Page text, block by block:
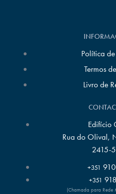
Política
Termos
Livro de
Edifício
Rua do Olival,
2415-
+351
+351
(Chamada para Rede